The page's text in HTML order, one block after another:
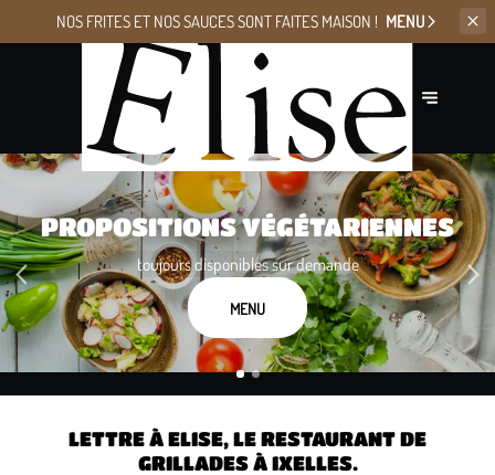
NOS FRITES ET NOS SAUCESSONT FAITES MAISON ! MENU
PROPOSITIONS VÉGÉTARIENNES
toujours disponibles sur demande
MENU
10% POUR TOUTE TABLE DE 4
PERSONNES OU PLUS
sauf le jour de la Saint-Valentin
LETTRE À ELISE, LE RESTAURANT DE
GRILLADES À IXELLES.